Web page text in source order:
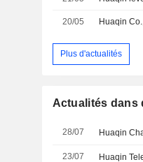
20/05
Plus d'actualités
Actualités dans
28/07 Huaqin
23/07 Huaqin